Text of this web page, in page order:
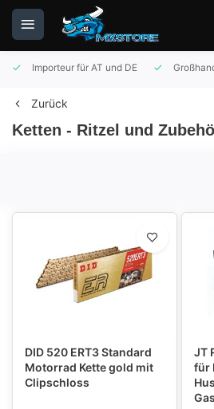
Importeur für AT und DE
Zurück
Ketten - Ritzel und
DID 520 ERT3 Standard
Motorrad Kette gold mit
Clipschloss
JT
für